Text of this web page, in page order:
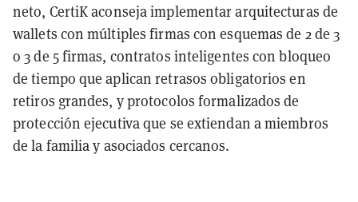
neto, CertiK aconseja implementar arquitecturas de
wallets con múltiples firmas con esquemas de 2 de 3
o 3 de 5 firmas, contratos inteligentes con bloqueo
de tiempo que aplican retrasos obligatorios en
retiros grandes, y protocolos formalizados de
protección ejecutiva que se extiendan a miembros
de la familia y asociados cercanos.